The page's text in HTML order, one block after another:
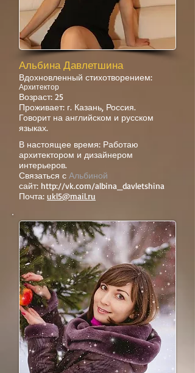
Альбина Давлетшина
Вдохновленный стихотворением:
Архитектор
Возраст: 25
Проживает: г. Казань, Россия.
Говорит на английском и русском
языках.
В настоящее время: Работаю
архитектором и дизайнером
интерьеров.
Связаться с Альбиной
сайт: http://vk.com/albina_davletshina
Почта: ukl5@mail.ru